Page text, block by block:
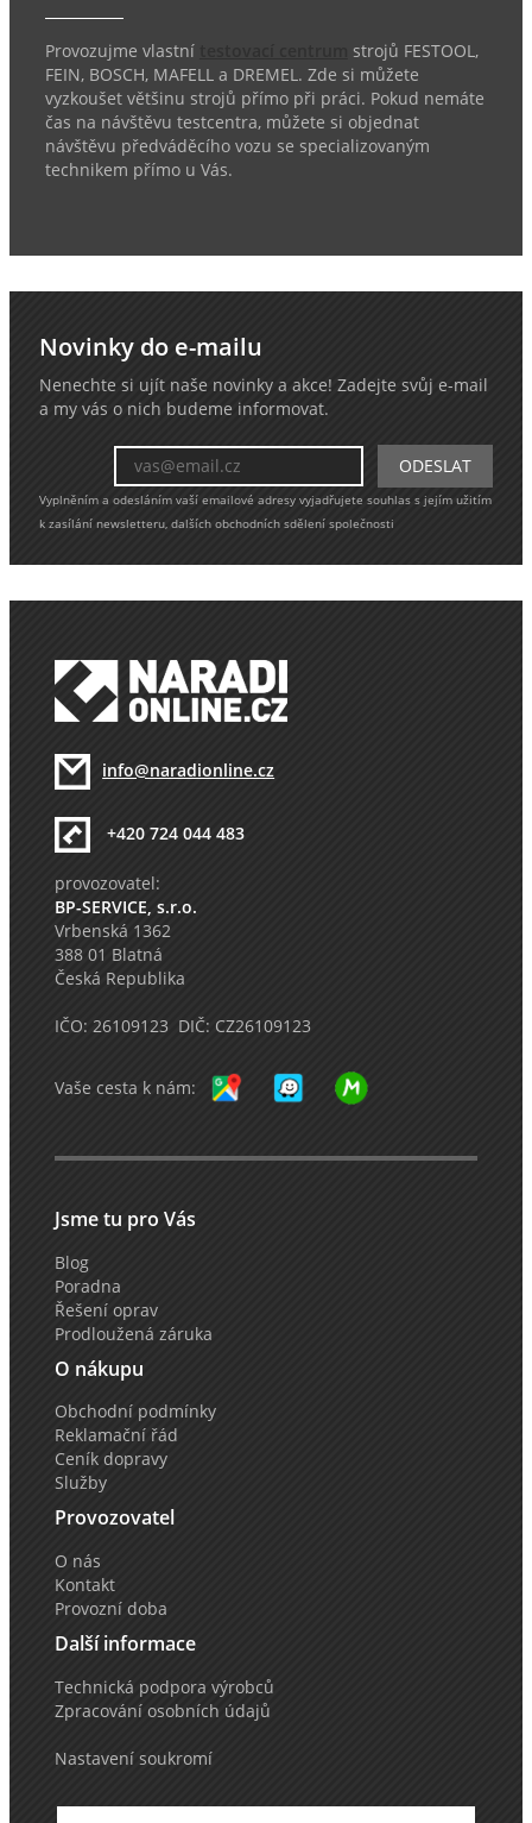
Provozujme vlastní
strojů FESTOOL,
FEIN, BOSCH, MAFELL a DREMEL. Zde si můžete
vyzkoušet většinu strojů přímo při práci. Pokud nemáte
čas na návštěvu testcentra, můžete si objednat
návštěvu předváděcího vozu se specializovaným
technikem přímo u Vás.
Novinky do e-mailu
Nenechte si ujít naše novinky a akce! Zadejte svůj e-mail
a my vás o nich budeme informovat.
Vyplněním a odesláním vaší emailové adresy vyjadřujete souhlas s jejím užitím
k zasílání newsletteru, dalších obchodních sdělení společnosti
info@naradionline.cz
+420 724 044 483
provozovatel:
BP-SERVICE, s.r.o.
Vrbenská 1362
388 01 Blatná
Česká Republika
IČO: 26109123 DIČ: CZ26109123
Vaše cesta k nám:
Jsme tu pro Vás
Blog
Poradna
Řešení oprav
Prodloužená záruka
O nákupu
Obchodní podmínky
Reklamační řád
Ceník dopravy
Služby
Provozovatel
O nás
Kontakt
Provozní doba
Další informace
Technická podpora výrobců
Zpracování osobních údajů
Nastavení soukromí